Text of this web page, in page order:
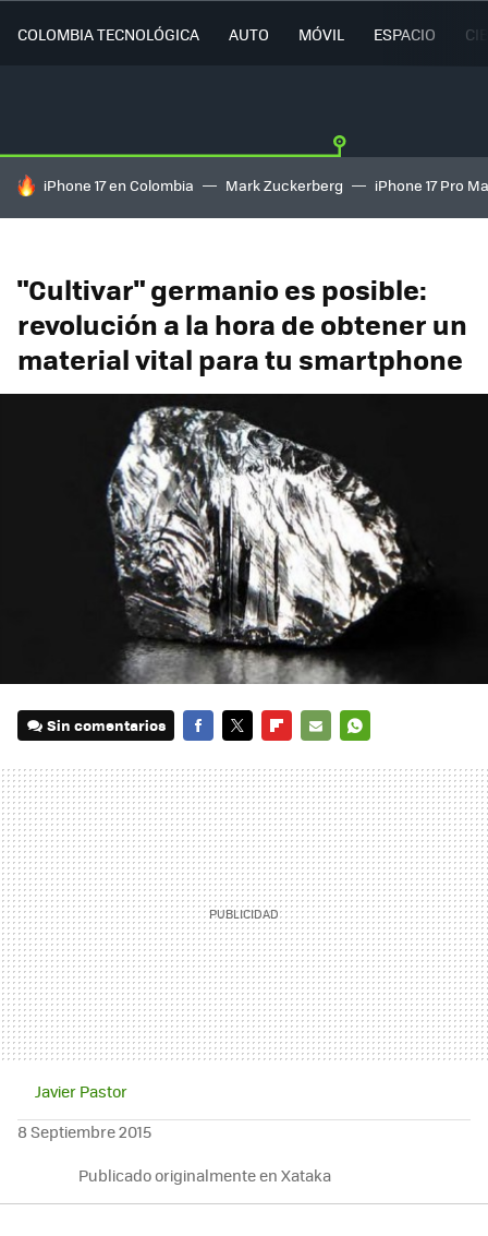
COLOMBIA TECNOLÓGICA AUTO MÓVIL ESPACIO
HOY SE HABLA DE
iPhone 17 en Colombia Mark Zuckerberg iPhone 17 Pro
"Cultivar" germanio es posible:
revolución a la hora de obtener un
material vital para tu smartphone
Sin comentarios
MAIL
Javier Pastor
8 Septiembre 2015
Publicado originalmente en Xataka